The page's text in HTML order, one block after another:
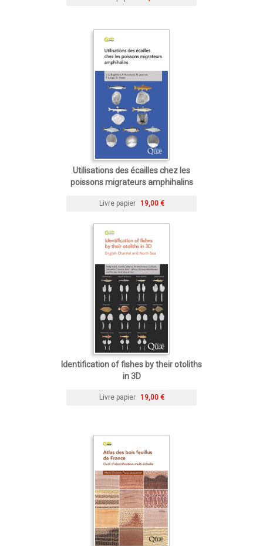
Utilisations des écailles chez les
poissons migrateurs amphihalins
Livre papier 19,00 €
Identification of fishes by their otoliths
in 3D
Livre papier 19,00 €